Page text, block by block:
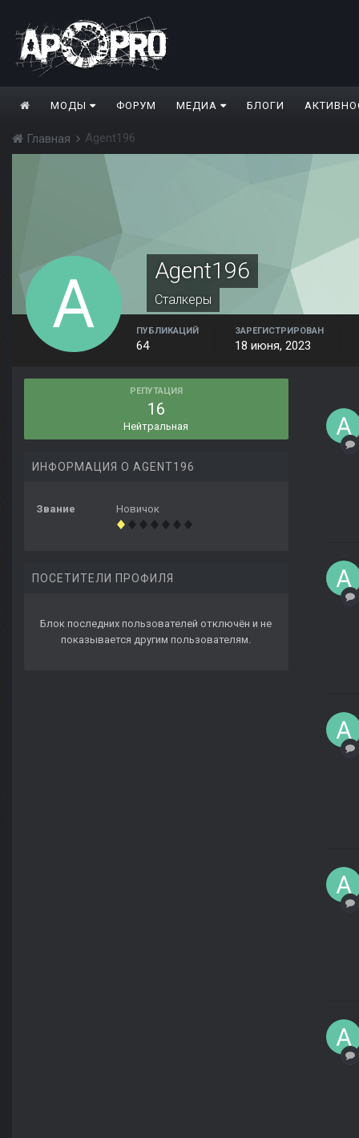
МОДЫ ФОРУМ МЕДИА БЛОГИ
Главная Agent196
Agent196
Сталкеры
ПУБЛИКАЦИЙ
64
ЗАРЕГИСТРИРОВАН
18 июня, 2023
РЕПУТАЦИЯ
16
Нейтральная
ИНФОРМАЦИЯ О AGENT196
Звание Новичок
ПОСЕТИТЕЛИ ПРОФИЛЯ
Блок последних пользователей отключён и не
показывается другим пользователям.